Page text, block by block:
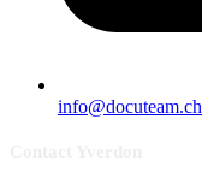
info@docuteam.ch